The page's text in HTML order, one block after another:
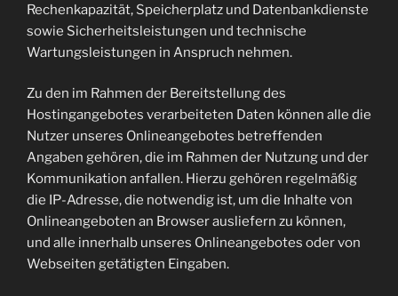
Rechenkapazität, Speicherplatz und Datenbankdienste
sowie Sicherheitsleistungen und technische
Wartungsleistungen in Anspruch nehmen.
Zu den im Rahmen der Bereitstellung des
Hostingangebotes verarbeiteten Daten können alle die
Nutzer unseres Onlineangebotes betreffenden
Angaben gehören, die im Rahmen der Nutzung und der
Kommunikation anfallen. Hierzu gehören regelmäßig
die IP-Adresse, die notwendig ist, um die Inhalte von
Onlineangeboten an Browser ausliefern zu können,
und alle innerhalb unseres Onlineangebotes oder von
Webseiten getätigten Eingaben.